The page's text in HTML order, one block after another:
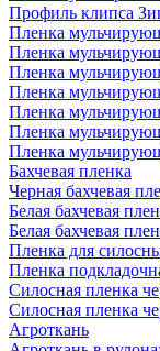
Профиль клипса
Пленка
Пленка
Пленка
Пленка
Пленка
Пленка
Пленка
Бахчевая пленка
Черная бахчевая
Белая бахчевая
Белая бахчевая
Пленка для
Пленка
Силосная пленка
Силосная пленка
Агроткань